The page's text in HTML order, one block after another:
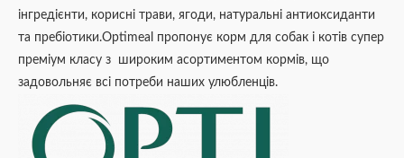
інгредієнти, корисні трави, ягоди, натуральні антиоксиданти
та пребіотики.Optimeal пропонує корм для собак і котів супер
преміум класу з широким асортиментом кормів, що
задовольняє всі потреби наших улюбленців.